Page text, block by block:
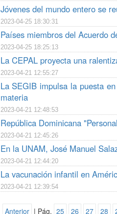
Jóvenes del mundo entero se
2023-04-25 18:30:31
Países miembros del Acuerdo
2023-04-25 18:25:13
La CEPAL proyecta una
2023-04-21 12:55:27
La SEGIB impulsa la puesta
materia
2023-04-21 12:48:53
República Dominicana
2023-04-21 12:45:26
En la UNAM, José Manuel
2023-04-21 12:44:20
La vacunación infantil en
2023-04-21 12:39:54
Anterior | Pág. 25 26 27 28